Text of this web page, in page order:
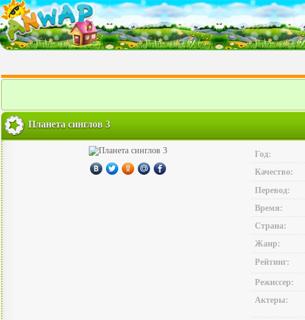
Планета синглов 3
Год:
Качество:
Перевод:
Время:
Страна:
Жанр:
Рейтинг:
Режиссер:
Актеры: